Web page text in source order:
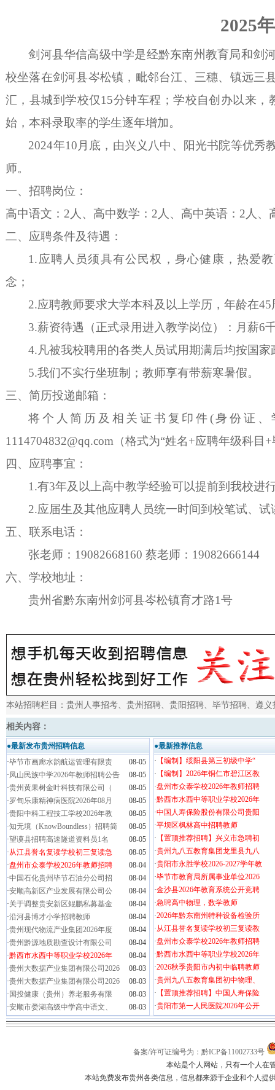
2025
剑河县华信高级中学是经黔东南州教育局和剑
校坐落在剑河县岑松镇，毗邻台江、三穗、镇远三
汇，县城到学校仅15分钟车程；学校自创办以来
始，本科录取率的学生逐年增加。
2024年10月底，由兴义八中、阳光书院等优
师。
一、 招聘岗位：
高中语文： 2人、高中数学：2人、高中英语：2人
二、 应聘条件及待遇：
1.应聘人员须具有公民权，身心健康，热爱
念；
2.应聘教师要求大学本科及以上学历，年龄在
3.薪资待遇（正式录用进入教学岗位）：月
4.凡被我校聘用的各类人员试用期满后均按
5.我们不实行坐班制；教师享有带薪寒暑假。
三、简历投递邮箱：
将个人简历及相关证书复印件(身份证、
1114704832@qq.com（格式为“姓名+应聘年级科目
四、应聘事宜：
1.有3年及以上高中教学经验可以提前到我校进
2.应届生及其他应聘人员统一时间到校笔试、
五、联系电话：
张老师： 19082668160 蔡老师：19082666144
六、 学校地址：
贵州省黔东南州剑河县岑松镇育才路1号
本站招聘栏目： 贵州人事招考、 贵州招聘、 贵阳招聘、 毕节招聘、 遵义
相关内容：
●最新发布贵州招聘信息
·毕节市画廊水韵航运管理有限责
08-05
·凤山民族中学2026年教师招聘公告
08-05
·贵州黄果树金叶科技有限公司（
08-05
·罗甸乐康精神病医院2026年08月
08-05
·贵阳中科工程技工学校2026年教
08-05
·知无境（KnowBoundless）招聘简
08-05
·望谟县招聘高速隧道资料员1名
08-05
·从江县誉名复读学校初三复读急
08-05
·盘州市众泰学校2026年教师招聘
08-04
·中国石化贵州毕节石油分公司招
08-04
·安顺高新区产业发展有限公司公
08-04
·关于调整贵安新区鲲鹏私募基金
08-04
·沿河县博才小学招聘教师
08-04
·贵州现代物流产业集团2026年度
08-04
·贵州黔源地质勘查设计有限公司
08-04
·黔西市水西中等职业学校2026年
08-04
·贵州大数据产业集团有限公司2026
08-03
·贵州大数据产业集团有限公司2026
08-03
· 国投健康（贵州）养老服务有限
08-03
·安顺市娄湖高级中学高中语文、 08-03
●最新推荐信息
· 【编制】绥阳县第三初级中学“
· 【编制】2026年铜仁市碧江区教
·盘州市众泰学校2026年教师招聘
·黔西市水西中等职业学校2026年
·中国人寿保险股份有限公司贵阳
·平坝区枫林高中招聘教师
· 【置顶推荐招聘】兴义市急聘初
·贵州九八五教育集团龙里县九八
·贵阳市永胜学校2026-2027学年教
·毕节市教育局所属事业单位2026
·金沙县2026年教育系统公开竞聘
·急聘高中物理，数学教师
·2026年黔东南州特种设备检验所
·从江县誉名复读学校初三复读教
·盘州市众泰学校2026年教师招聘
·黔西市水西中等职业学校2026年
·2026秋季贵阳市内初中临聘教师
·贵州九八五教育集团初中物理、
· 【置顶推荐招聘】中国人寿保险
·贵阳市第一人民医院2026年公开
备案/许可证编号为：黔ICP备11002733号
本站是个人网站，只有一个人在
本站免费发布贵州各类信息，信息都来源于企业和个人提